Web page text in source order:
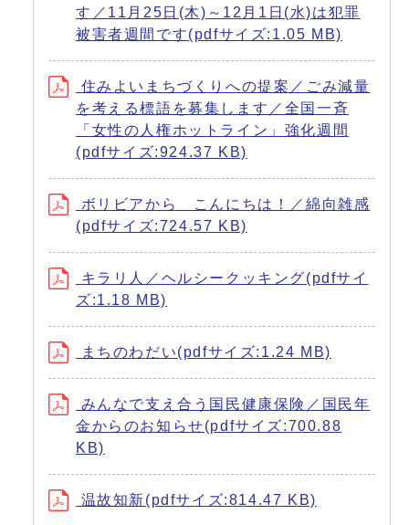
す／11月25日(木)～12月1日(水)は犯罪
被害者週間です(pdfサイズ:1.05 MB)
住みよいまちづくりへの提案／ごみ減量
を考える標語を募集します／全国一斉
「女性の人権ホットライン」強化週間
(pdfサイズ:924.37 KB)
ボリビアから こんにちは！／綿向雑感
(pdfサイズ:724.57 KB)
キラリ人／ヘルシークッキング(pdfサイ
ズ:1.18 MB)
まちのわだい(pdfサイズ:1.24 MB)
みんなで支え合う国民健康保険／国民年
金からのお知らせ(pdfサイズ:700.88
KB)
温故知新(pdfサイズ:814.47 KB)